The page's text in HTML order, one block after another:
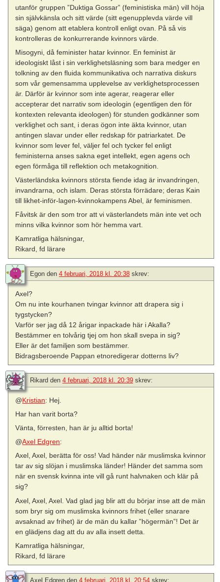
utanför gruppen ”Duktiga Gossar” (feministiska män) vill höja
sin självkänsla och sitt värde (sitt egenupplevda värde vill
säga) genom att etablera kontroll enligt ovan. På så vis
kontrolleras de konkurrerande kvinnors värde.
Misogyni, då feminister hatar kvinnor. En feminist är
ideologiskt låst i sin verklighetsläsning som bara medger en
tolkning av den fluida kommunikativa och narrativa diskurs
som vår gemensamma upplevelse av verklighetsprocessen
är. Därför är kvinnor som inte agerar, reagerar eller
accepterar det narrativ som ideologin (egentligen den för
kontexten relevanta ideologen) för stunden godkänner som
verklighet och sant, i deras ögon inte äkta kvinnor, utan
antingen slavar under eller redskap för patriarkatet. De
kvinnor som lever fel, väljer fel och tycker fel enligt
feministerna anses sakna eget intellekt, egen agens och
egen förmåga till reflektion och metakognition.
Västerländska kvinnors största fiende idag är invandringen,
invandrarna, och islam. Deras största förrädare; deras Kain
till likhet-inför-lagen-kvinnokampens Abel, är feminismen.
Fåvitsk är den som tror att vi västerlandets män inte vet och
minns vilka kvinnor som hör hemma vart.
Kamratliga hälsningar,
Rikard, fd lärare
Egon den 4 februari, 2018 kl. 20:38 skrev:
Axel?
Om nu inte kourhanen tvingar kvinnor att drapera sig i
tygstycken?
Varför ser jag då 12 årigar inpackade här i Akalla?
Bestämmer en tolvårig tjej om hon skall svepa in sig?
Eller är det familjen som bestämmer.
Bidragsberoende Pappan etnoredigerar dotterns liv?
Rikard den 4 februari, 2018 kl. 20:39 skrev:
@Kristian: Hej.
Har han varit borta?
Vänta, förresten, han är ju alltid borta!
@Axel Edgren:
Axel, Axel, berätta för oss! Vad händer när muslimska kvinnor
tar av sig slöjan i muslimska länder! Händer det samma som
när en svensk kvinna inte vill gå runt halvnaken och klär på
sig?
Axel, Axel, Axel. Vad glad jag blir att du börjar inse att de män
som bryr sig om muslimska kvinnors frihet (eller snarare
avsaknad av frihet) är de män du kallar ”högermän”! Det är
en glädjens dag att du av alla insett detta.
Kamratliga hälsningar,
Rikard, fd lärare
Axel Edgren den 4 februari, 2018 kl. 20:54 skrev: